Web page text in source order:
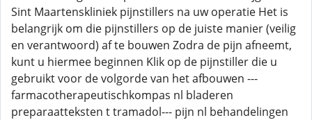
Sint Maartenskliniek pijnstillers na uw operatie Het is
belangrijk om die pijnstillers op de juiste manier (veilig
en verantwoord) af te bouwen Zodra de pijn afneemt,
kunt u hiermee beginnen Klik op de pijnstiller die u
gebruikt voor de volgorde van het afbouwen ---
farmacotherapeutischkompas nl bladeren
preparaatteksten t tramadol--- pijn nl behandelingen